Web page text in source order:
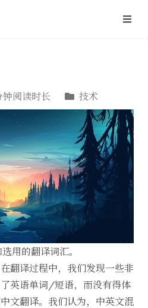
钟阅读时长 技术
用的翻译词汇。
翻译过程中，我们发现一些非
英语单词/短语，而没有得体
文翻译。我们认为，中英文混